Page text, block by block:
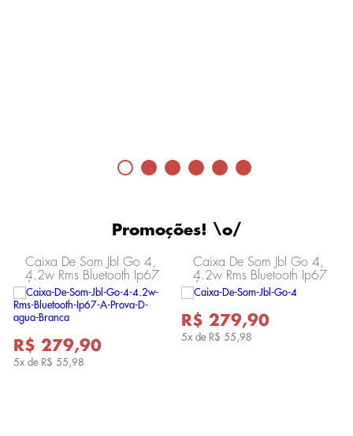
Promoções! \o/
Caixa De Som Jbl Go 4,
4.2w Rms Bluetooth Ip67
Á Prova D'água Branca
R$ 279,90
5x de R$ 55,98
Caixa De Som Jbl Go 4,
4.2w Rms Bluetooth Ip67
Á Prova D'água Preto
R$ 279,90
5x de R$ 55,98